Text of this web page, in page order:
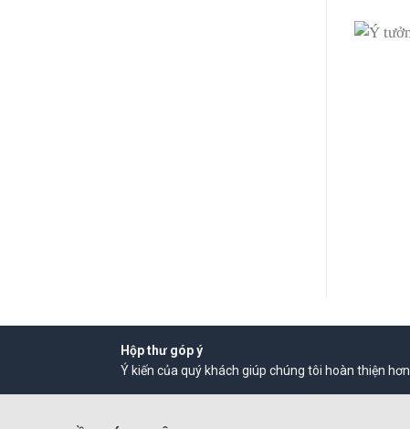
Hộp thư góp ý
Ý kiến của quý khách giúp chúng tôi hoàn thiện hơn